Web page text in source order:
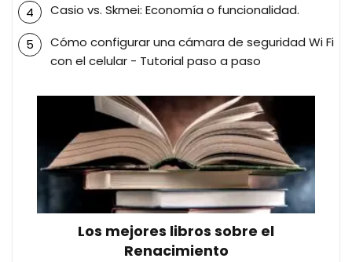
Casio vs. Skmei: Economía o funcionalidad.
Cómo configurar una cámara de seguridad Wi Fi
con el celular - Tutorial paso a paso
Los mejores libros sobre el
Renacimiento